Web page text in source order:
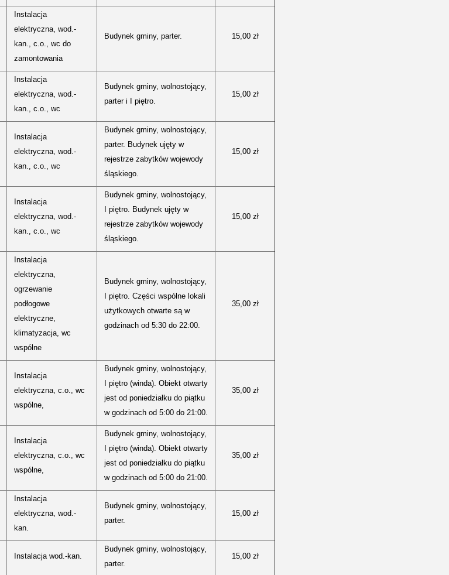
Instalacja
elektryczna, wod.-
kan., c.o., wc do
zamontowania
Budynek gminy, parter. 15,00 zł
Instalacja
elektryczna, wod.-
kan., c.o., wc
Budynek gminy, wolnostojący,
parter i I piętro.
15,00 zł
Instalacja
elektryczna, wod.-
kan., c.o., wc
Budynek gminy, wolnostojący,
parter. Budynek ujęty w
rejestrze zabytków wojewody
śląskiego.
15,00 zł
Instalacja
elektryczna, wod.-
kan., c.o., wc
Budynek gminy, wolnostojący,
I piętro. Budynek ujęty w
rejestrze zabytków wojewody
śląskiego.
15,00 zł
Instalacja
elektryczna,
ogrzewanie
podłogowe
elektryczne,
klimatyzacja, wc
wspólne
Budynek gminy, wolnostojący,
I piętro. Części wspólne lokali
użytkowych otwarte są w
godzinach od 5:30 do 22:00.
35,00 zł
Instalacja
elektryczna, c.o., wc
wspólne,
Budynek gminy, wolnostojący,
I piętro (winda). Obiekt otwarty
jest od poniedziałku do piątku
w godzinach od 5:00 do 21:00.
35,00 zł
Instalacja
elektryczna, c.o., wc
wspólne,
Budynek gminy, wolnostojący,
I piętro (winda). Obiekt otwarty
jest od poniedziałku do piątku
w godzinach od 5:00 do 21:00.
35,00 zł
Instalacja
elektryczna, wod.-
kan.
Budynek gminy, wolnostojący,
parter.
15,00 zł
Instalacja wod.-kan.
Budynek gminy, wolnostojący,
parter.
15,00 zł